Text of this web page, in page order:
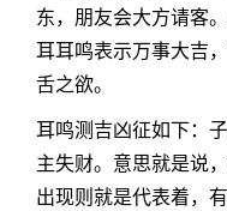
东，朋友会大方请客
耳耳鸣表示万事大吉
舌之欲。
耳鸣测吉凶征如下：
主失财。意思就是说
出现则就是代表着，